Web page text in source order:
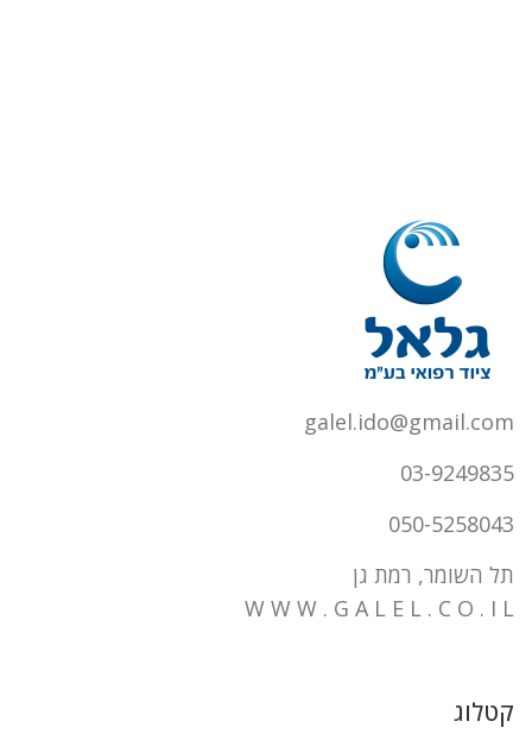
galel.ido@gmail.com
03-9249835
050-5258043
תל השומר, רמת גן
W W W . G A L E L . C O . I L
קטלוג